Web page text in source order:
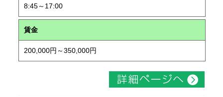
8:45～17:00
賃金
200,000円～350,000円